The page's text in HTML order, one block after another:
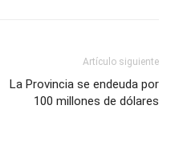
Artículo siguiente
La Provincia se endeuda por
100 millones de dólares